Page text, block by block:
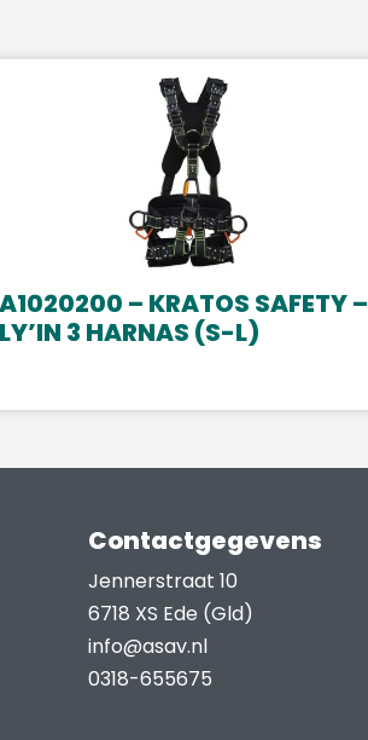
– KRATOS SAFETY –
3 HARNAS (S-L)
Contactgegevens
Jennerstraat 10
6718 XS Ede (Gld)
info@asav.nl
0318-655675